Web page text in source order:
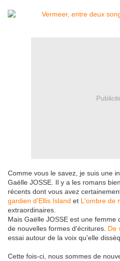
Comme vous le savez, je suis une
Gaëlle JOSSE. Il y a les romans
récents dont vous avez
gardien d'Ellis Island et L'ombre de
extraordinaires.
Mais Gaëlle JOSSE est une
de nouvelles formes d'écritures. De
essai autour de la voix qu'elle
Cette fois-ci, nous sommes de